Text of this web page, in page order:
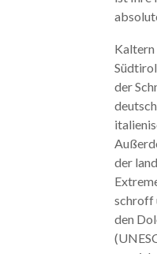
Kaltern
der
der
schroff
den